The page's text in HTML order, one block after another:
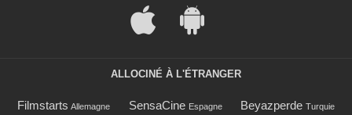
ALLOCINÉ À L'ÉTRANGER
Filmstarts Allemagne SensaCine Espagne Beyazperde Turquie